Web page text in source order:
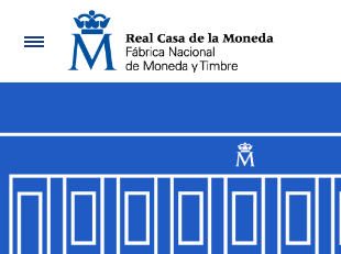
Navegació
Mostra/Amaga